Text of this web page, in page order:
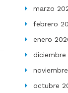
marzo
febrero
enero
diciembre
octubre